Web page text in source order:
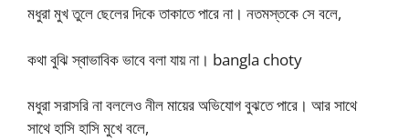
মধুরা মুখ তুলে ছেলের দিকে তাকাতে পারে না। নতমস্তকে সে বলে,
কথা বুঝি স্বাভাবিক ভাবে বলা যায় না। bangla choty
মধুরা সরাসরি না বললেও নীল মায়ের অভিযোগ বুঝতে পারে। আর সাথে
সাথে হাসি হাসি মুখে বলে,